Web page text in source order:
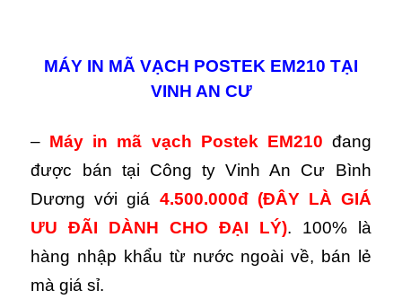
MÁY IN MÃ VẠCH POSTEK EM210 TẠI
VINH AN CƯ
– Máy in mã vạch Postek EM210 đang
được bán tại Công ty Vinh An Cư Bình
Dương với giá 4.500.000đ (ĐÂY LÀ GIÁ
ƯU ĐÃI DÀNH CHO ĐẠI LÝ). 100% là
hàng nhập khẩu từ nước ngoài về, bán lẻ
mà giá sỉ.